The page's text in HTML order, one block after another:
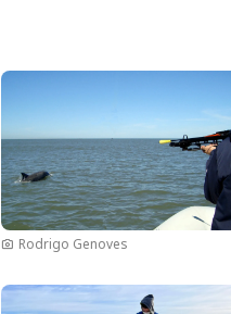
Imagem
Rodrigo Genoves
Imagem